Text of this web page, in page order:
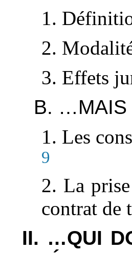
1.
2.
3. Effets
B. …MAIS
1. Les
9
2. La
contrat de
II. …QUI